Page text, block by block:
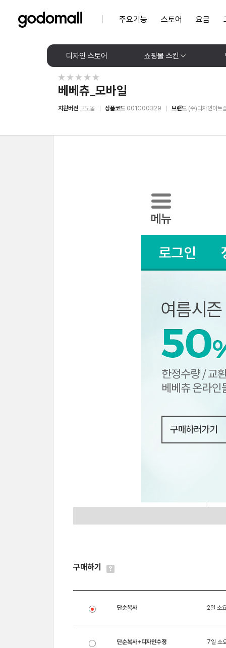
주요기능 스토어 요금
디자인 스토어 쇼핑몰 스킨
베베츄_모바일
지원버전 고도몰 상품코드 001C00329 브랜드 (주)디자인아트
구매하기
단순복사 2일 소
단순복사+디자인수정 7일 소